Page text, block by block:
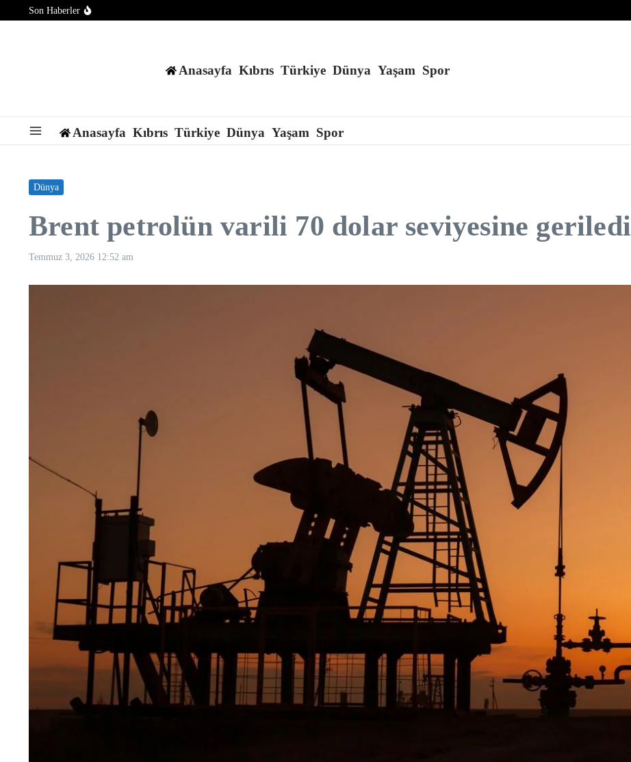
İçeriğe atlaSon Haberler
KKTC’de yüksek sıcaklıklar nedeniyle öğle saatlerinde açık alanda çalışmak 10 gün süreyle yasaklandı
Anasayfa Kıbrıs Türkiye Dünya Yaşam Spor
Anasayfa Kıbrıs Türkiye Dünya Yaşam Spor
Dünya
Brent petrolün varili 70 dolar seviyesine geriledi
Temmuz 3, 2026 12:52 am